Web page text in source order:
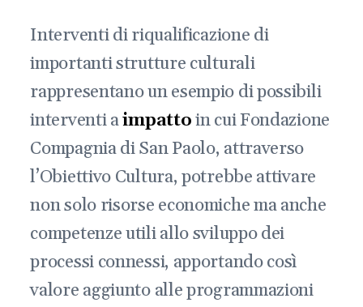
Interventi di riqualificazione di
importanti strutture culturali
rappresentano un esempio di possibili
interventi aimpattoin cui Fondazione
Compagnia di San Paolo, attraverso
l’Obiettivo Cultura, potrebbe attivare
non solo risorse economiche ma anche
competenze utili allo sviluppo dei
processi connessi, apportando così
valore aggiunto alle programmazioni